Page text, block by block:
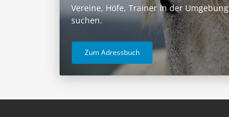
Vereine, Höfe, Trainer in der Umgebung
suchen.
Zum Adressbuch